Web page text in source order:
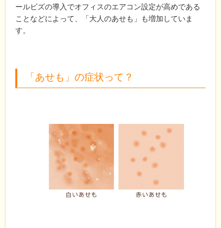
ールビズの導入でオフィスのエアコン設定が高めである
ことなどによって、「大人のあせも」も増加していま
す。
「あせも」の症状って？